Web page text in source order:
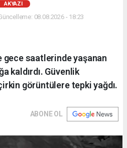
AKYAZI
08.08.2026 - 18:23
gece saatlerinde yaşanan
kaldırdı. Güvenlik
görüntülere tepki yağdı.
ABONE OL